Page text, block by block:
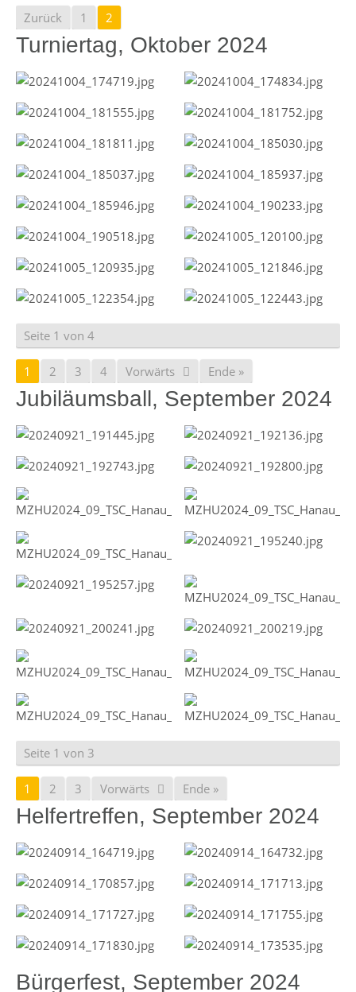
Zurück 1 2
Turniertag, Oktober 2024
Seite 1 von 4
1 2 3 4 Vorwärts Ende »
Jubiläumsball, September 2024
Seite 1 von 3
1 2 3 Vorwärts Ende »
Helfertreffen, September 2024
Bürgerfest, September 2024